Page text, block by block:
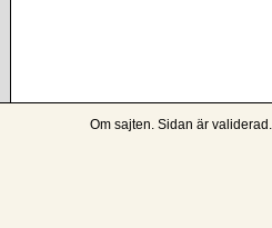
Om sajten. Sidan är validerad